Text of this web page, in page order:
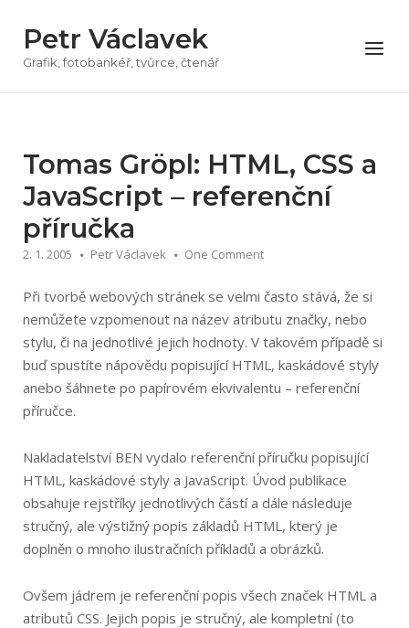
obsah
Petr Václavek
Grafik, fotobankéř, tvůrce, čtenář
Menu
Tomas Gröpl: HTML, CSS a
JavaScript – referenční
příručka
2. 1. 2005 Petr Václavek One Comment
Při tvorbě webových stránek se velmi často stává, že si
nemůžete vzpomenout na název atributu značky, nebo
stylu, či na jednotlivé jejich hodnoty. V takovém případě si
buď spustíte nápovědu popisující HTML, kaskádové styly
anebo šáhnete po papírovém ekvivalentu – referenční
příručce.
Nakladatelství BEN vydalo referenční příručku popisující
HTML, kaskádové styly a JavaScript. Úvod publikace
obsahuje rejstříky jednotlivých částí a dále následuje
stručný, ale výstižný popis základů HTML, který je
doplněn o mnoho ilustračních příkladů a obrázků.
Ovšem jádrem je referenční popis všech značek HTML a
atributů CSS. Jejich popis je stručný, ale kompletní (to